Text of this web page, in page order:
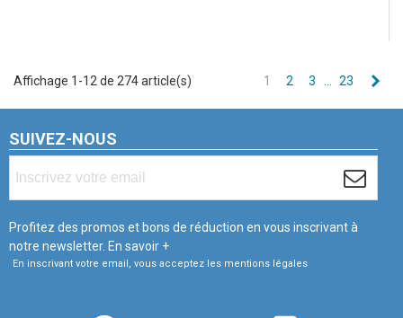
Affichage 1-12 de 274 article(s) 1 2 3 23
SUIVEZ-NOUS
Profitez des promos et bons de réduction en vous inscrivant à
notre newsletter. En savoir +
En inscrivant votre email, vous acceptez les mentions légales